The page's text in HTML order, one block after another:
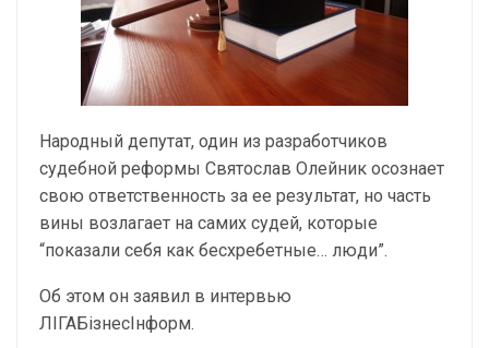
Народный депутат, один из разработчиков
судебной реформы Святослав Олейник осознает
свою ответственность за ее результат, но часть
вины возлагает на самих судей, которые
“показали себя как бесхребетные… люди”.
Об этом он заявил в интервью
ЛІГАБізнесІнформ.